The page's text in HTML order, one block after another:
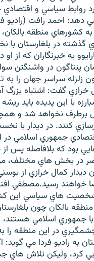
روابط سياسي و اقتصادي
احمد رافت (راديو
کشورهاي منطقه بالکان،
گذشته در بلغارستان با
به خبرنگاران که از او
پنتاگون در واشنگتن
زلزله سراسر جهان را به
گفت: اشتباه بزرگ
با اين پديده بايد
برطرف نخواهد شد و
کنند. در ديدار با
جمهوري اسلامي در
بود که بلافاصله پس
در بخش هاي مختلف،
کمال خرازي از
خواهند رسيد.مصطفي
شخصيت هاي سياسي اين
بالکان چون
با جمهوري اسلامي
چشمگيري در اين منطقه
به راديو فردا مي گويد:
کرد، وليکن تلاش هاي